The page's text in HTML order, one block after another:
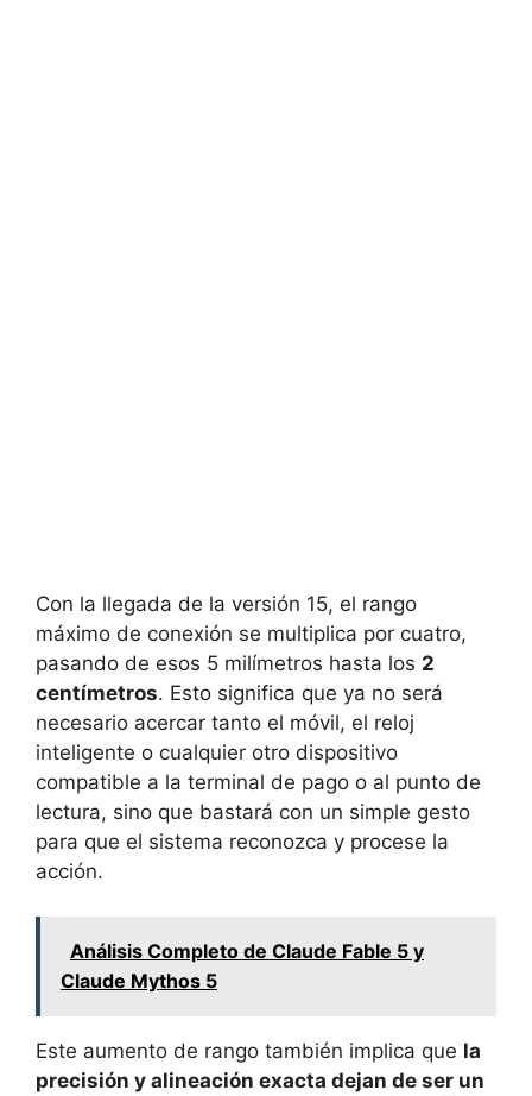
Con la llegada de la versión 15, el rango
máximo de conexión se multiplica por cuatro,
pasando de esos 5 milímetros hasta los 2
centímetros. Esto significa que ya no será
necesario acercar tanto el móvil, el reloj
inteligente o cualquier otro dispositivo
compatible a la terminal de pago o al punto de
lectura, sino que bastará con un simple gesto
para que el sistema reconozca y procese la
acción.
Análisis Completo de Claude Fable 5 y
Claude Mythos 5
Este aumento de rango también implica que la
precisión y alineación exacta dejan de ser un